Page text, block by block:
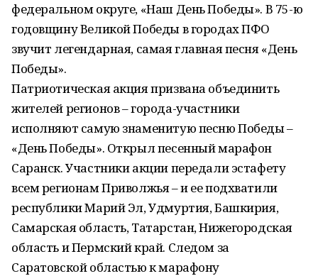
федеральном округе, «Наш День Победы». В 75-ю
годовщину Великой Победы в городах ПФО
звучит легендарная, самая главная песня «День
Победы».
Патриотическая акция призвана объединить
жителей регионов – города-участники
исполняют самую знаменитую песню Победы –
«День Победы». Открыл песенный марафон
Саранск. Участники акции передали эстафету
всем регионам Приволжья – и ее подхватили
республики Марий Эл, Удмуртия, Башкирия,
Самарская область, Татарстан, Нижегородская
область и Пермский край. Следом за
Саратовской областью к марафону